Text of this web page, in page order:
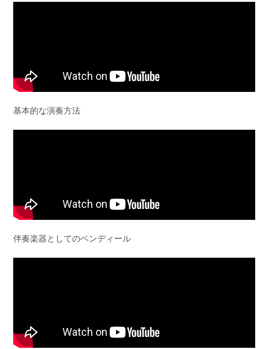
基本的な演奏方法
伴奏楽器としてのベンディール